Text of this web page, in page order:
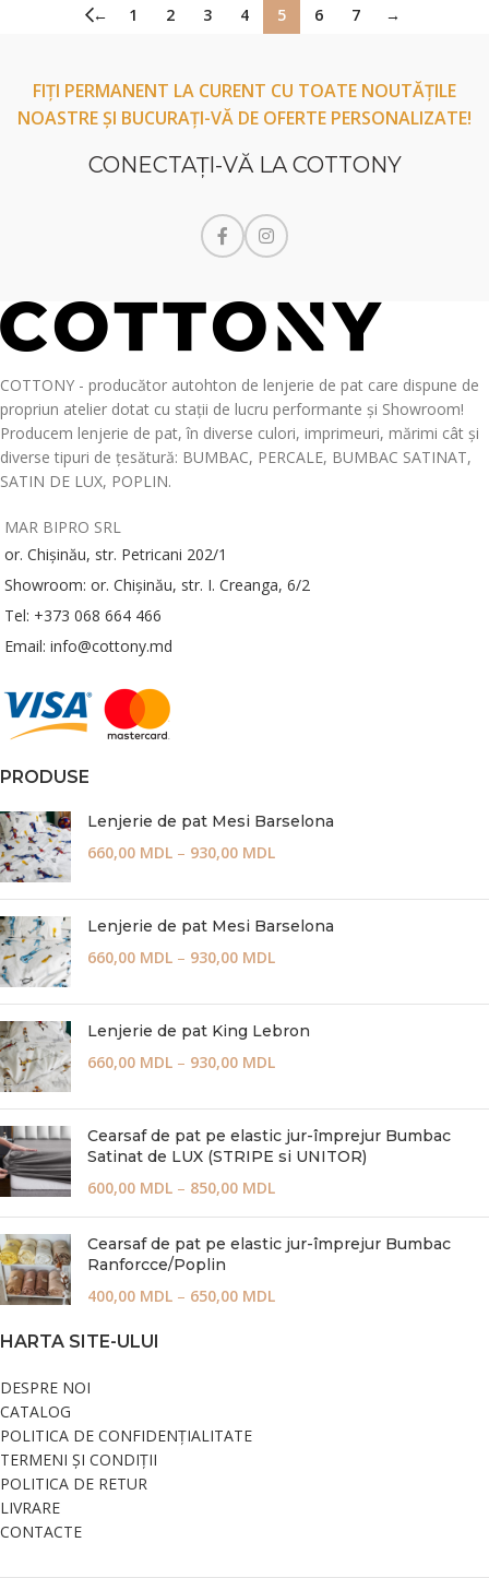
← 1 2 3 4 5 6 7 →
FIȚI PERMANENT LA CURENT CU TOATE NOUTĂȚILE
NOASTRE ȘI BUCURAȚI-VĂ DE OFERTE PERSONALIZATE!
CONECTAŢI-VĂ LA COTTONY
COTTONY - producător autohton de lenjerie de pat care dispune de
propriun atelier dotat cu stații de lucru performante și Showroom!
Producem lenjerie de pat, în diverse culori, imprimeuri, mărimi cât și
diverse tipuri de țesătură: BUMBAC, PERCALE, BUMBAC SATINAT,
SATIN DE LUX, POPLIN.
MAR BIPRO SRL
or. Chișinău, str. Petricani 202/1
Showroom: or. Chișinău, str. I. Creanga, 6/2
Tel: +373 068 664 466
Email: info@cottony.md
PRODUSE
Lenjerie de pat Mesi Barselona
660,00 MDL – 930,00 MDL
Lenjerie de pat Mesi Barselona
660,00 MDL – 930,00 MDL
Lenjerie de pat King Lebron
660,00 MDL – 930,00 MDL
Cearsaf de pat pe elastic jur-împrejur Bumbac
Satinat de LUX (STRIPE si UNITOR)
600,00 MDL – 850,00 MDL
Cearsaf de pat pe elastic jur-împrejur Bumbac
Ranforcce/Poplin
400,00 MDL – 650,00 MDL
HARTA SITE-ULUI
DESPRE NOI
CATALOG
POLITICA DE CONFIDENȚIALITATE
TERMENI ȘI CONDIȚII
POLITICA DE RETUR
LIVRARE
CONTACTE